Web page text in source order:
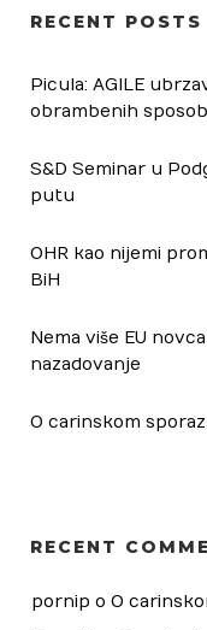
RECENT POSTS
Picula: AGILE
obrambenih
S&D Seminar u
putu
OHR kao nijemi
BiH
Nema više EU
nazadovanje
O carinskom
RECENT
pornip o O